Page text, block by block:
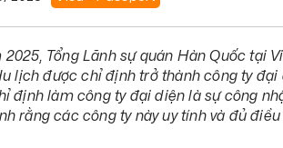
2025, Tổng Lãnh sự quán Hàn Quốc tại
lịch được chỉ định trở thành công ty đại
định làm công ty đại diện là sự công
rằng các công ty này uy tính và đủ